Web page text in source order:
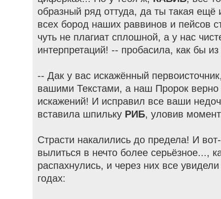
образный ряд оттуда, да ты такая ещё
всех бород наших раввинов и пейсов
чуть не плагиат сплошной, а у нас
интерпретаций! -- пробасила, как бы
-- Дак у вас искажённый
вашими Текстами, а наш Пророк
искажений! И исправил все ваши
вставила шпильку РИБ, уловив
Страсти накалились до предела! И
вылиться в нечто более серьёзное...,
распахнулись, и через них все
годах: